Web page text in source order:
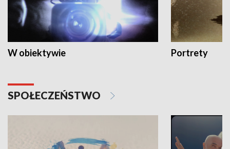
W obiektywie Portrety
SPOŁECZEŃSTWO